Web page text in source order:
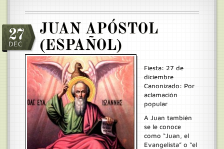
27
DEC
JUAN APÓSTOL
(ESPAÑOL)
Fiesta: 27 de
diciembre
Canonizado: Por
aclamación
popular
A Juan también
se le conoce
como “Juan, el
Evangelista” o “el